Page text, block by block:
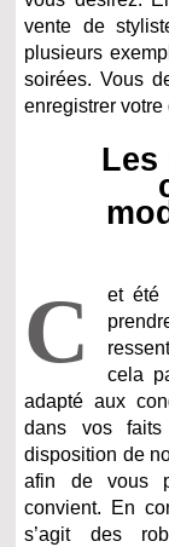
vente de
plusieurs
soirées. Vous
enregistrer
Les
C
et été
cela
adapté aux
dans vos
disposition de
afin de vous
convient. En
s’agit des